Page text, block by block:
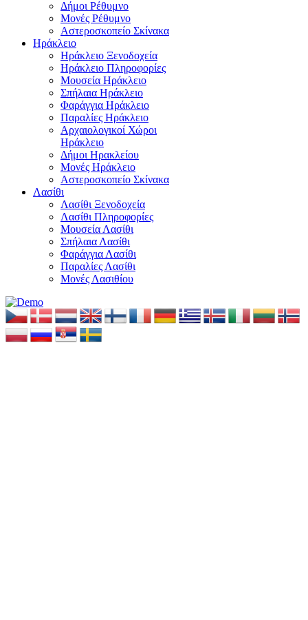
Δήμοι Ρέθυμνο
Μονές Ρέθυμνο
Αστεροσκοπείο Σκίνακα
Ηράκλειο
Ηράκλειο Ξενοδοχεία
Ηράκλειο Πληροφορίες
Μουσεία Ηράκλειο
Σπήλαια Ηράκλειο
Φαράγγια Ηράκλειο
Παραλίες Ηράκλειο
Αρχαιολογικοί Χώροι
Ηράκλειο
Δήμοι Ηρακλείου
Μονές Ηράκλειο
Αστεροσκοπείο Σκίνακα
Λασίθι
Λασίθι Ξενοδοχεία
Λασίθι Πληροφορίες
Μουσεία Λασίθι
Σπήλαια Λασίθι
Φαράγγια Λασίθι
Παραλίες Λασίθι
Μονές Λασιθίου